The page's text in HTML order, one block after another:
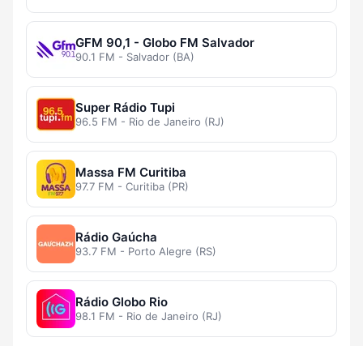
GFM 90,1 - Globo FM Salvador
90.1 FM - Salvador (BA)
Super Rádio Tupi
96.5 FM - Rio de Janeiro (RJ)
Massa FM Curitiba
97.7 FM - Curitiba (PR)
Rádio Gaúcha
93.7 FM - Porto Alegre (RS)
Rádio Globo Rio
98.1 FM - Rio de Janeiro (RJ)